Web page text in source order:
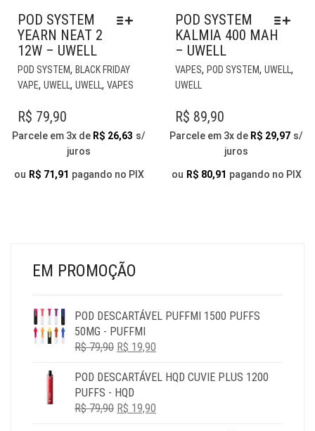
POD SYSTEM
YEARN NEAT 2
12W – UWELL
POD SYSTEM, BLACK FRIDAY
VAPE, UWELL, UWELL, VAPES
PRODUTO
VARIANTES.
AS
PODEM
R$ 79,90
Parcele em 3x de R$ 26,63 s/
juros
ou R$ 71,91 pagando no PIX
POD SYSTEM
KALMIA 400 MAH
– UWELL
VAPES, POD SYSTEM, UWELL,
UWELL
AS
R$ 89,90
Parcele em 3x de R$ 29,97 s/
juros
ou R$ 80,91 pagando no PIX
EM PROMOÇÃO
POD DESCARTÁVEL PUFFMI 1500 PUFFS
50MG - PUFFMI
R$79,90 O
ORIGINAL
ERA:
R$ 79,90.
R$ 19,90
ATUAL
POD DESCARTÁVEL HQD CUVIE PLUS 1200
PUFFS - HQD
R$79,90 OR$ 19,90